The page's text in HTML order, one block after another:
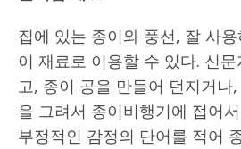
집에 있는 종이와 풍선, 잘 사
이 재료로 이용할 수 있다. 신
고, 종이 공을 만들어 던지거나
을 그려서 종이비행기에 접어
부정적인 감정의 단어를 적어